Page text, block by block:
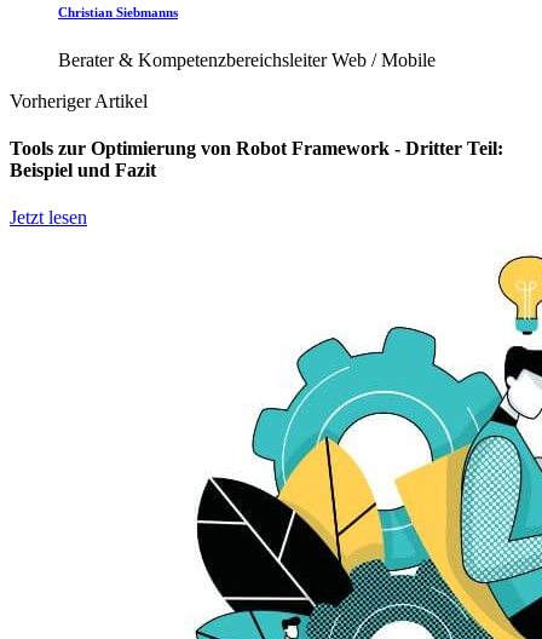
Christian Siebmanns
Berater & Kompetenzbereichsleiter Web / Mobile
Vorheriger Artikel
Tools zur Optimierung von Robot Framework - Dritter Teil:
Beispiel und Fazit
Jetzt lesen